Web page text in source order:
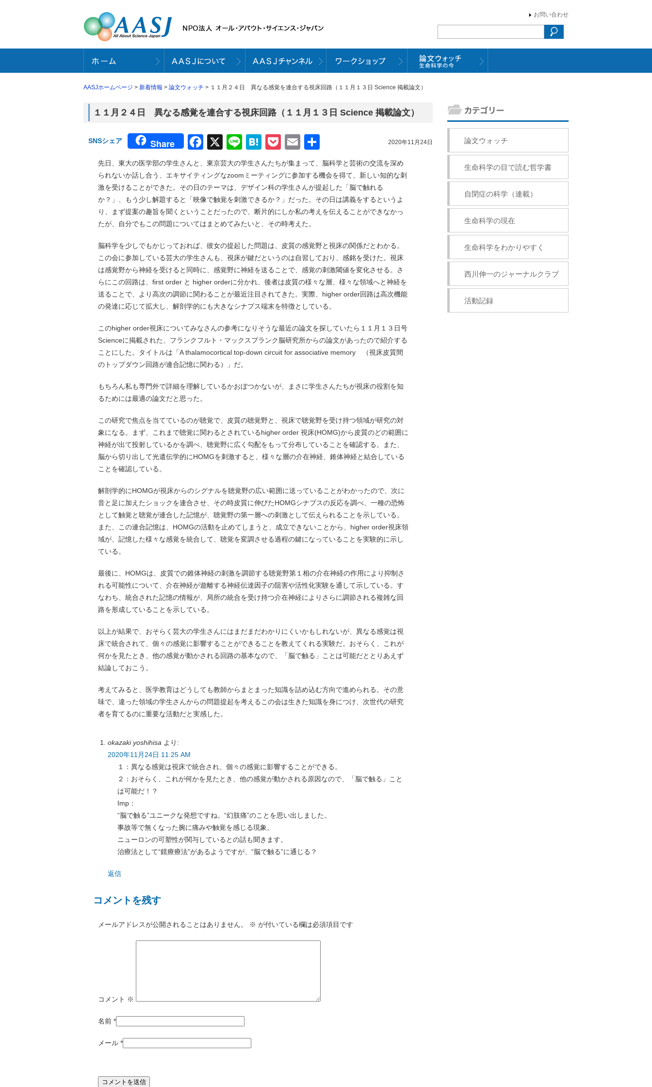
お問い合わせ
AASJホームページ > 新着情報 > 論文ウォッチ > １１月２４日 異なる感覚を連合する視床回路（１１月１３日 Science 掲載論文）
１１月２４日 異なる感覚を連合する視床回路（１１月１３日 Science 掲載論文）
2020年11月24日
SNSシェア Share Facebook
X LineHatena
Pocket
Email
有
先日、東大の医学部の学生さんと、東京芸大の学生さんたちが集まって、脳科学と芸術の交流を深め
られないか話し合う、エキサイティングなzoomミーティングに参加する機会を得て、新しい知的な刺
激を受けることができた。その日のテーマは、デザイン科の学生さんが提起した「脳で触れる
か？」、もう少し解題すると「映像で触覚を刺激できるか？」だった。その日は講義をするというよ
り、まず提案の趣旨を聞くということだったので、断片的にしか私の考えを伝えることができなかっ
たが、自分でもこの問題についてはまとめてみたいと、その時考えた。
脳科学を少しでもかじっておれば、彼女の提起した問題は、皮質の感覚野と視床の関係だとわかる。
この会に参加している芸大の学生さんも、視床が鍵だというのは自習しており、感銘を受けた。視床
は感覚野から神経を受けると同時に、感覚野に神経を送ることで、感覚の刺激閾値を変化させる。さ
らにこの回路は、first order と higher orderに分かれ、後者は皮質の様々な層、様々な領域へと神経を
送ることで、より高次の調節に関わることが最近注目されてきた。実際、higher order回路は高次機能
の発達に応じて拡大し、解剖学的にも大きなシナプス端末を特徴としている。
このhigher order視床についてみなさんの参考になりそうな最近の論文を探していたら１１月１３日号
Scienceに掲載された、フランクフルト・マックスプランク脳研究所からの論文があったので紹介する
ことにした。タイトルは「A thalamocortical top-down circuit for associative memory （視床皮質間
のトップダウン回路が連合記憶に関わる）」だ。
もちろん私も専門外で詳細を理解しているかおぼつかないが、まさに学生さんたちが視床の役割を知
るためには最適の論文だと思った。
この研究で焦点を当てているのが聴覚で、皮質の聴覚野と、視床で聴覚野を受け持つ領域が研究の対
象になる。まず、これまで聴覚に関わるとされているhigher order 視床(HOMG)から皮質のどの範囲に
神経が出て投射しているかを調べ、聴覚野に広く勾配をもって分布していることを確認する。また、
脳から切り出して光遺伝学的にHOMGを刺激すると、様々な層の介在神経、錐体神経と結合している
ことを確認している。
解剖学的にHOMGが視床からのシグナルを聴覚野の広い範囲に送っていることがわかったので、次に
音と足に加えたショックを連合させ、その時皮質に伸びたHOMGシナプスの反応を調べ、一種の恐怖
として触覚と聴覚が連合した記憶が、聴覚野の第一層への刺激として伝えられることを示している。
また、この連合記憶は、HOMGの活動を止めてしまうと、成立できないことから、higher order視床領
域が、記憶した様々な感覚を統合して、聴覚を変調させる過程の鍵になっていることを実験的に示し
ている。
最後に、HOMGは、皮質での錐体神経の刺激を調節する聴覚野第１相の介在神経の作用により抑制さ
れる可能性について、介在神経が遊離する神経伝達因子の阻害や活性化実験を通して示している。す
なわち、統合された記憶の情報が、局所の統合を受け持つ介在神経によりさらに調節される複雑な回
路を形成していることを示している。
以上が結果で、おそらく芸大の学生さんにはまだまだわかりにくいかもしれないが、異なる感覚は視
床で統合されて、個々の感覚に影響することができることを教えてくれる実験だ。おそらく、これが
何かを見たとき、他の感覚が動かされる回路の基本なので、「脳で触る」ことは可能だととりあえず
結論しておこう。
考えてみると、医学教育はどうしても教師からまとまった知識を詰め込む方向で進められる。その意
味で、違った領域の学生さんからの問題提起を考えるこの会は生きた知識を身につけ、次世代の研究
者を育てるのに重要な活動だと実感した。
okazaki yoshihisa より:
2020年11月24日 11:25 AM
１：異なる感覚は視床で統合され、個々の感覚に影響することができる。
２：おそらく、これが何かを見たとき、他の感覚が動かされる原因なので、「脳で触る」こと
は可能だ！？
Imp：
“脳で触る”ユニークな発想ですね。“幻肢痛”のことを思い出しました。
事故等で無くなった腕に痛みや触覚を感じる現象。
ニューロンの可塑性が関与しているとの話も聞きます。
治療法として“鏡療療法”があるようですが、“脳で触る”に通じる？
返信
コメントを残す
メールアドレスが公開されることはありません。 ※ が付いている欄は必須項目です
コメント ※
名前 *
メール *
論文ウォッチ
生命科学の目で読む哲学書
自閉症の科学（連載）
生命科学の現在
生命科学をわかりやすく
西川伸一のジャーナルクラブ
活動記録